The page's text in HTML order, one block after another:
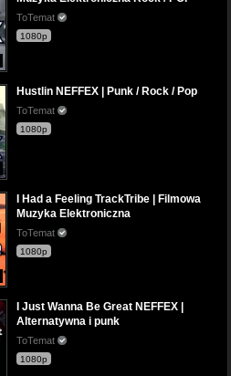
ToTemat
1080p
Hustlin NEFFEX | Punk / Rock / Pop
ToTemat
1080p
I Had a Feeling TrackTribe | Filmowa
Muzyka Elektroniczna
ToTemat
1080p
I Just Wanna Be Great NEFFEX |
Alternatywna i punk
ToTemat
1080p